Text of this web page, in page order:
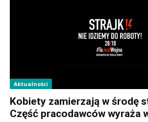
Aktualności
Kobiety zamierzają w środę
Część pracodawców wyraża